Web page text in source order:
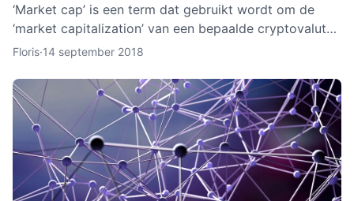
‘Market cap’ is een term dat gebruikt wordt om de
‘market capitalization’ van een bepaalde cryptovaluta
uit te drukken. Aan de hand van berekeningen van de
Floris·14 september 2018